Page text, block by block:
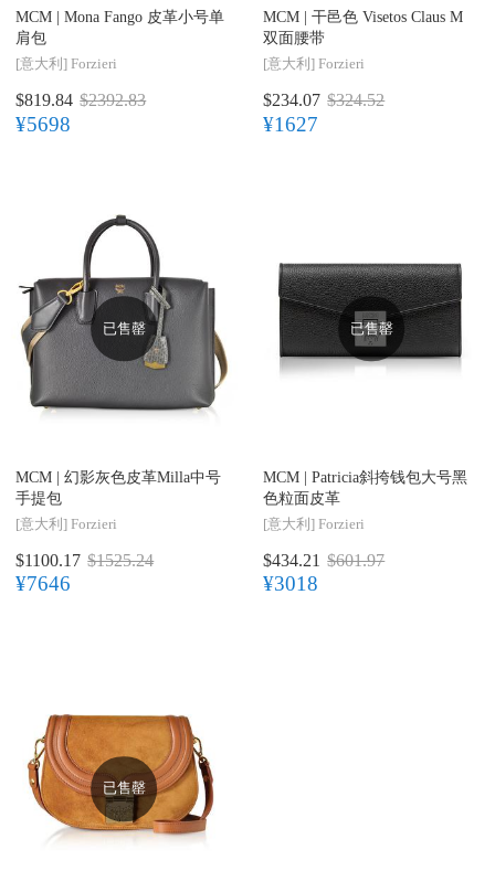
MCM | Mona Fango 皮革小号单
肩包
[意大利] Forzieri
$819.84 $2392.83
¥5698
MCM | 干邑色 Visetos Claus M
双面腰带
[意大利] Forzieri
$234.07 $324.52
¥1627
已售罄
MCM | 幻影灰色皮革Milla中号
手提包
[意大利] Forzieri
$1100.17 $1525.24
¥7646
已售罄
MCM | Patricia斜挎钱包大号黑
色粒面皮革
[意大利] Forzieri
$434.21 $601.97
¥3018
已售罄